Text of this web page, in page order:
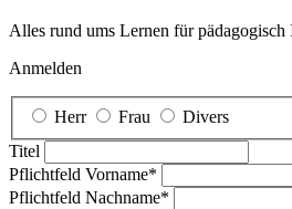
Alles rund ums Lernen für pädagogisch
Anmelden
Herr Frau
Divers
Titel
Pflichtfeld Vorname*
Pflichtfeld Nachname*